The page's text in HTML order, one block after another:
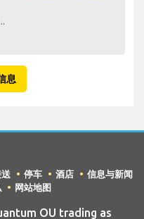
息
停车 酒店
信息与新闻
网站地图
OU trading as